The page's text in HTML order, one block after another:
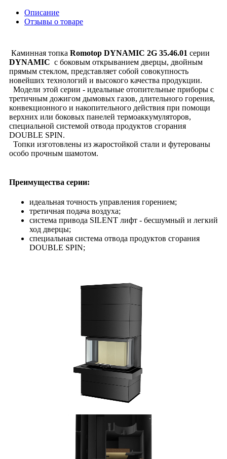
Описание
Отзывы о товаре
Каминная топка Romotop DYNAMIC 2G 35.46.01 серии
DYNAMIC с боковым открыванием дверцы, двойным
прямым стеклом, представляет собой совокупность
новейших технологий и высокого качества продукции.
Модели этой серии - идеальные отопительные приборы с
третичным дожигом дымовых газов, длительного горения,
конвекционного и накопительного действия при помощи
верхних или боковых панелей термоаккумуляторов,
специальной системой отвода продуктов сгорания
DOUBLE SPIN.
Топки изготовлены из жаростойкой стали и футерованы
особо прочным шамотом.
Преимущества серии:
идеальная точность управления горением;
третичная подача воздуха;
система привода SILENT лифт - бесшумный и легкий
ход дверцы;
специальная система отвода продуктов сгорания
DOUBLE SPIN;